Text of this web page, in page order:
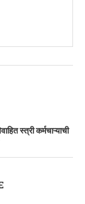
स्त्री कर्मचाऱ्याची